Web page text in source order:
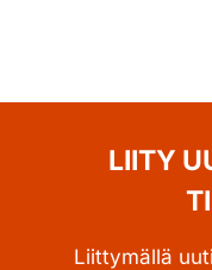
LIITY
Liittymällä